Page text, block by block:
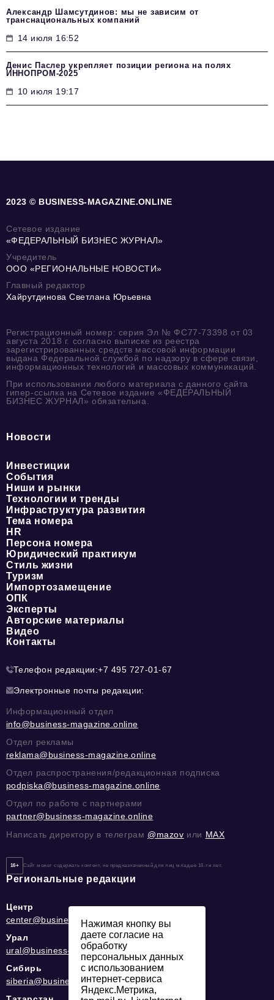
Александр Шамсутдинов: мы не зависим от
транснациональных компаний
14 июля 16:52
Денис Паслер укрепляет позиции региона на полях
ИННОПРОМ-2025
10 июля 19:17
2023 © BUSINESS-MAGAZINE.ONLINE
Сетевое издание
«ФЕДЕРАЛЬНЫЙ БИЗНЕС ЖУРНАЛ»
Учредитель
ООО «РЕГИОНАЛЬНЫЕ НОВОСТИ»
Главный редактор
Хайрутдинова Светлана Юрьевна
Регистрационный номер: серия Эл № ФС77-73398 от 03
августа 2018 г. согласно выписке из реестра
зарегистрированных средств массовой информации
выдана Федеральной службой по надзору в сфере связи,
информационных технологий и массовых коммуникаций.
При использовании любого материала с данного сайта
гипер-ссылка на Сетевое издание «ФЕДЕРАЛЬНЫЙ
БИЗНЕС ЖУРНАЛ» обязательна.
Новости
Инвестиции
События
Ниши и рынки
Технологии и тренды
Инфраструктура развития
Тема номера
HR
Персона номера
Юридический практикум
Стиль жизни
Туризм
Импортозамещение
ОПК
Эксперты
Авторские материалы
Видео
Контакты
Телефон редакции:+7 495 727-01-67
Электронные почты редакции:
Информационный отдел
info@business-magazine.online
Отдел рекламы
reklama@business-magazine.online
Отдел распространения/редакционная подписка
podpiska@business-magazine.online
Отдел по работе с партнерами
partner@business-magazine.online
Написать директору в телеграм @mazov или MAX
16+ Сайт может содержать контент, не предназначенный для лиц младше 16-ти лет.
Региональные редакции
Центр
center@business-magazine.online
Урал
ural@business-magazine.online
Сибирь
siberia@business-magazine.online
Нажимая кнопку вы
даете согласие на
обработку
персональных данных
с использованием
интернет-сервиса
Яндекс.Метрика,